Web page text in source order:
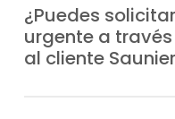
o escribirnos un
tendrás
¿Puedes
urgente a
al cliente